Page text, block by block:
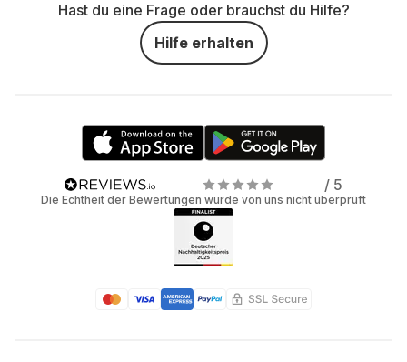
Hast du eine Frage oder brauchst du Hilfe?
Hilfe erhalten
/ 5
Die Echtheit der Bewertungen wurde von uns nicht überprüft